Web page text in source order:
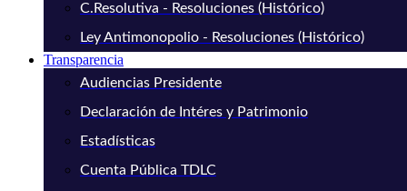
C.Resolutiva - Resoluciones (Histórico)
Ley Antimonopolio - Resoluciones (Histórico)
Transparencia
Audiencias Presidente
Declaración de Intéres y Patrimonio
Estadísticas
Cuenta Pública TDLC